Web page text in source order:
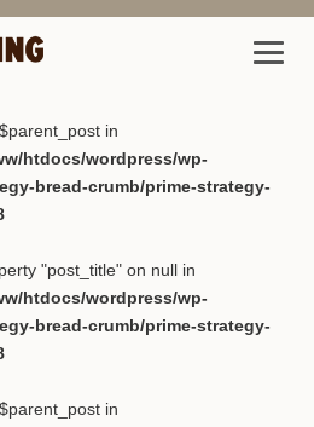
in
htdocs/wordpress/wp-
bread-crumb/prime-strategy-
"post_title" on null in
htdocs/wordpress/wp-
bread-crumb/prime-strategy-
in